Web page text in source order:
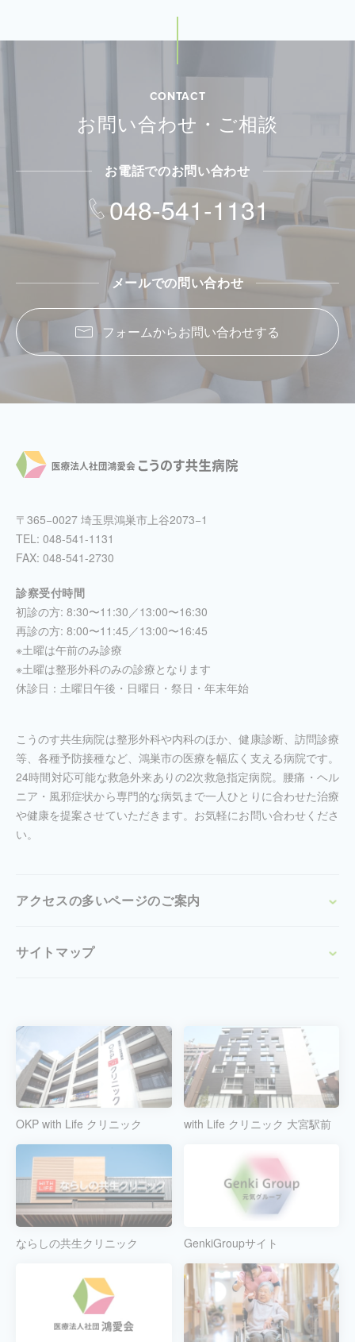
CONTACT
お問い合わせ・ご相談
お電話でのお問い合わせ
048-541-1131
メールでの問い合わせ
フォームからお問い合わせする
〒365−0027 埼玉県鴻巣市上谷2073−1
TEL: 048-541-1131
FAX: 048-541-2730
診察受付時間
初診の方: 8:30〜11:30／13:00〜16:30
再診の方: 8:00〜11:45／13:00〜16:45
※土曜は午前のみ診療
※土曜は整形外科のみの診療となります
休診日：土曜日午後・日曜日・祭日・年末年始
こうのす共生病院は整形外科や内科のほか、健康診断、訪問診療
等、各種予防接種など、鴻巣市の医療を幅広く支える病院です。
24時間対応可能な救急外来ありの2次救急指定病院。腰痛・ヘル
ニア・風邪症状から専門的な病気まで一人ひとりに合わせた治療
や健康を提案させていただきます。お気軽にお問い合わせくださ
い。
アクセスの多いページのご案内
サイトマップ
OKP with Life クリニック with Life クリニック 大宮駅前
ならしの共生クリニック GenkiGroupサイト